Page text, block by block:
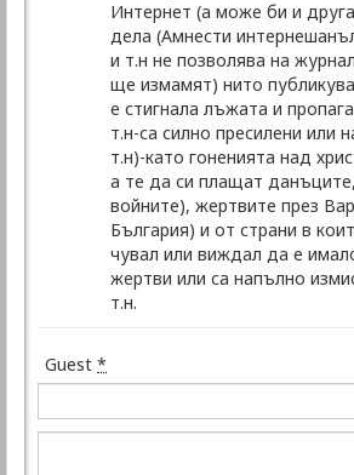
Интернет (а може би и
дела (Амнести
и т.н не позволява на
ще измамят) нито
е стигнала лъжата и
т.н-са силно пресилени или
т.н)-като гоненията над
а те да си плащат
войните), жертвите през
България) и от страни в
чувал или виждал да е
жертви или са напълно
т.н.
Guest *